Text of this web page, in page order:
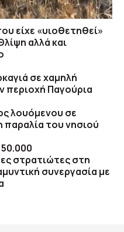
είχε «υιοθετηθεί»
αλλά και
σε χαμηλή
περιοχή Παγούρια
λουόμενου σε
του νησιού
στρατιώτες στη
συνεργασία με